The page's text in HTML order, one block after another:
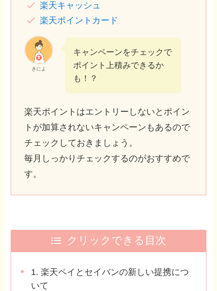
楽天キャッシュ
楽天ポイントカード
きによ
キャンペーンをチェックで
ポイント上積みできるか
も！？
楽天ポイントはエントリーしないとポイン
トが加算されないキャンペーンもあるので
チェックしておきましょう。
毎月しっかりチェックするのがおすすめで
す。
クリックできる目次
1. 楽天ペイとセイバンの新しい提携につ
いて